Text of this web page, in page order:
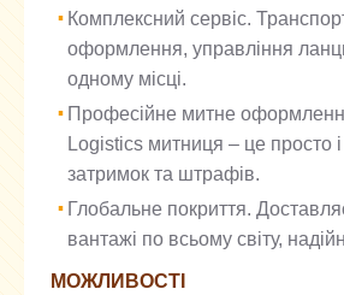
Комплексний сервіс.
оформлення, управління
одному місці.
Професійне митне
Logistics митниця – це просто
затримок та штрафів.
Глобальне покриття.
вантажі по всьому світу,
МОЖЛИВОСТІ